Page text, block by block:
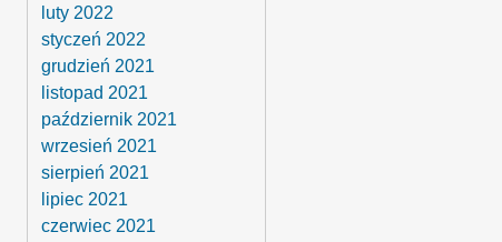
luty 2022
styczeń 2022
grudzień 2021
listopad 2021
październik 2021
wrzesień 2021
sierpień 2021
lipiec 2021
czerwiec 2021